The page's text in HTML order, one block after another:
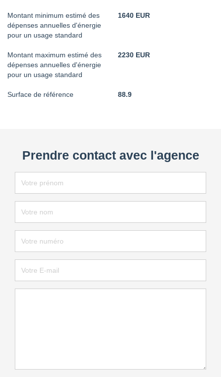
Montant minimum estimé des
dépenses annuelles d'énergie
pour un usage standard
1640 EUR
Montant maximum estimé des
dépenses annuelles d'énergie
pour un usage standard
2230 EUR
Surface de référence 88.9
Prendre contact avec l'agence